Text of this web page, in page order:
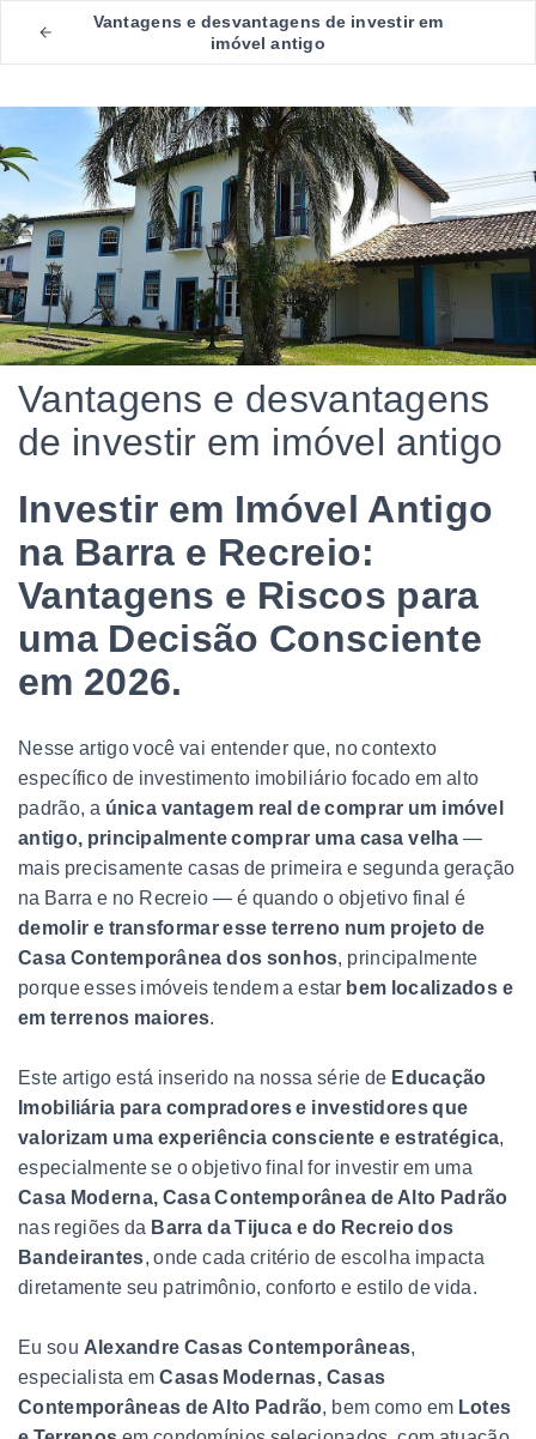
Vantagens e desvantagens de investir em
imóvel antigo
Vantagens e desvantagens
de investir em imóvel antigo
Investir em Imóvel Antigo
na Barra e Recreio:
Vantagens e Riscos para
uma Decisão Consciente
em 2026.
Nesse artigo você vai entender que, no contexto
específico de investimento imobiliário focado em alto
padrão, a única vantagem real de comprar um imóvel
antigo, principalmente comprar uma casa velha —
mais precisamente casas de primeira e segunda geração
na Barra e no Recreio — é quando o objetivo final é
demolir e transformar esse terreno num projeto de
Casa Contemporânea dos sonhos, principalmente
porque esses imóveis tendem a estar bem localizados e
em terrenos maiores.
Este artigo está inserido na nossa série de Educação
Imobiliária para compradores e investidores que
valorizam uma experiência consciente e estratégica,
especialmente se o objetivo final for investir em uma
Casa Moderna, Casa Contemporânea de Alto Padrão
nas regiões da Barra da Tijuca e do Recreio dos
Bandeirantes, onde cada critério de escolha impacta
diretamente seu patrimônio, conforto e estilo de vida.
Eu sou Alexandre Casas Contemporâneas,
especialista emCasas Modernas, Casas
Contemporâneas de Alto Padrão, bem como em Lotes